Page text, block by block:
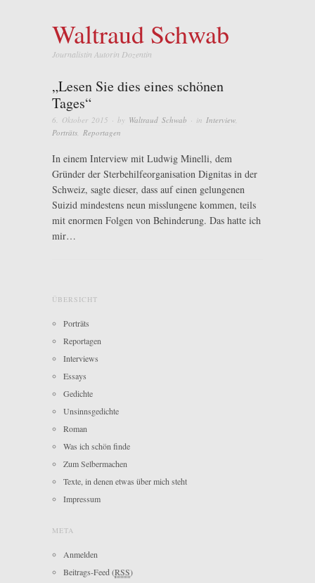
Waltraud Schwab
Journalistin Autorin Dozentin
„Lesen Sie dies eines schönen
Tages“
6. Oktober 2015 · by Waltraud Schwab · in Interview,
Porträts, Reportagen
In einem Interview mit Ludwig Minelli, dem
Gründer der Sterbehilfeorganisation Dignitas in der
Schweiz, sagte dieser, dass auf einen gelungenen
Suizid mindestens neun misslungene kommen, teils
mit enormen Folgen von Behinderung. Das hatte ich
mir…
ÜBERSICHT
Porträts
Reportagen
Interviews
Essays
Gedichte
Unsinnsgedichte
Roman
Was ich schön finde
Zum Selbermachen
Texte, in denen etwas über mich steht
Impressum
META
Anmelden
Beitrags-Feed (RSS)